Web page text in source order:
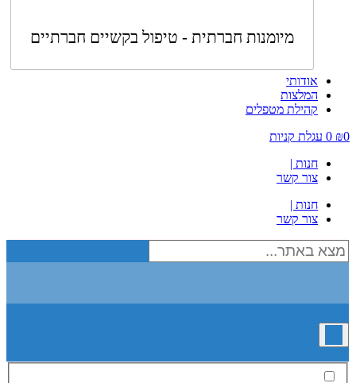
מיומנות חברתית - טיפול בקשיים חברתיים
אודותי
המלצות
קהילת מטפלים
₪0
0 עגלת קניות
חנות |
צור קשר
חנות |
צור קשר